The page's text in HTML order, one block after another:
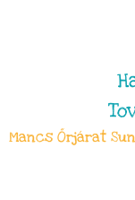
Mancs Őrjárat